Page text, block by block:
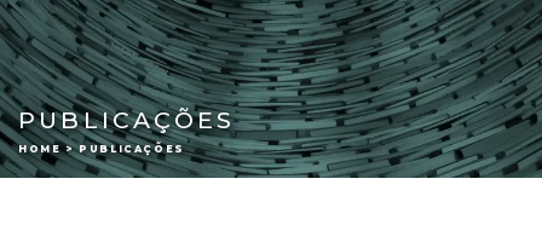
PUBLICAÇÕES
HOME > PUBLICAÇÕES